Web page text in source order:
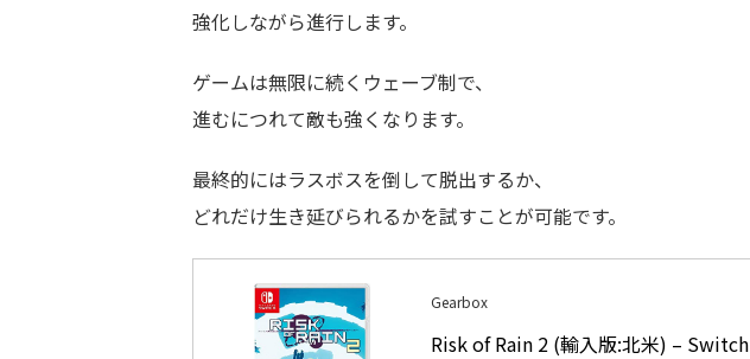
強化しながら進行します。
ゲームは無限に続くウェーブ制で、
進むにつれて敵も強くなります。
最終的にはラスボスを倒して脱出するか、
どれだけ生き延びられるかを試すことが可能です。
Gearbox
Risk of Rain 2 (輸入版:北米) – Switch